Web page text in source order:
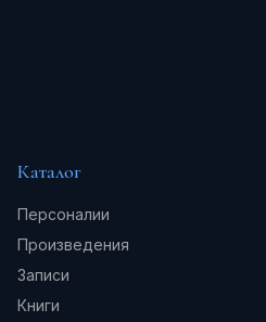
Каталог
Персоналии
Произведения
Записи
Книги